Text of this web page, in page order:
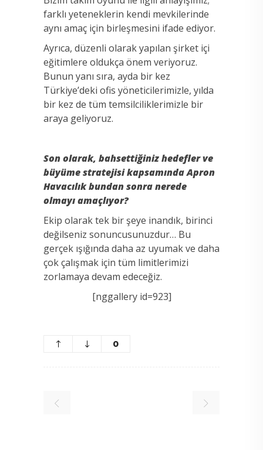
farklı yeteneklerin kendi mevkilerinde
aynı amaç için birleşmesini ifade ediyor.
Ayrıca, düzenli olarak yapılan şirket içi
eğitimlere oldukça önem veriyoruz.
Bunun yanı sıra, ayda bir kez
Türkiye’deki ofis yöneticilerimizle, yılda
bir kez de tüm temsilciliklerimizle bir
araya geliyoruz.
Son olarak, bahsettiğiniz hedefler ve
büyüme stratejisi kapsamında Apron
Havacılık bundan sonra nerede
olmayı amaçlıyor?
Ekip olarak tek bir şeye inandık, birinci
değilseniz sonuncusunuzdur… Bu
gerçek ışığında daha az uyumak ve daha
çok çalışmak için tüm limitlerimizi
zorlamaya devam edeceğiz.
[nggallery id=923]
0